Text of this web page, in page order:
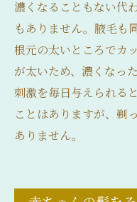
濃くなることもない代
もありません。腋毛も
根元の太いところでカ
が太いため、濃くなっ
刺激を毎日与えられる
ことはありますが、剃
ありません。